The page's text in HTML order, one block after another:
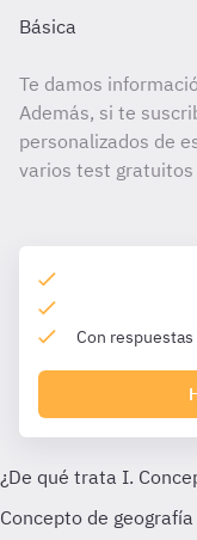
Básica
Te damos
Además, si te
personalizados de
varios test gratuitos
Con